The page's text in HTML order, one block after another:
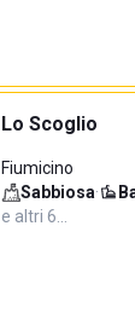
Lo Scoglio
Fiumicino
Sabbiosa·
e altri 6…